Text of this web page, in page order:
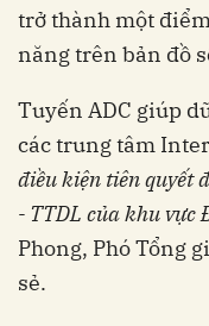
trở thành một
năng trên bản đồ
Tuyến ADC giúp
các trung tâm
điều kiện tiên quyết
- TTDL của khu vực
Phong, Phó Tổng
sẻ.